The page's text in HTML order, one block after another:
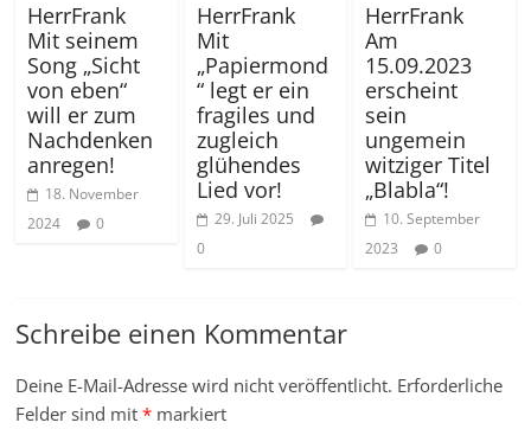
HerrFrank
Mit seinem
Song „Sicht
von eben“
will er zum
Nachdenken
anregen!
18. November
2024
0
HerrFrank
Mit
„Papiermond
“ legt er ein
fragiles und
zugleich
glühendes
Lied vor!
29. Juli 2025
0
HerrFrank
Am
15.09.2023
erscheint
sein
ungemein
witziger Titel
„Blabla“!
10. September
2023
0
Schreibe einen Kommentar
Deine E-Mail-Adresse wird nicht veröffentlicht. Erforderliche
Felder sind mit* markiert